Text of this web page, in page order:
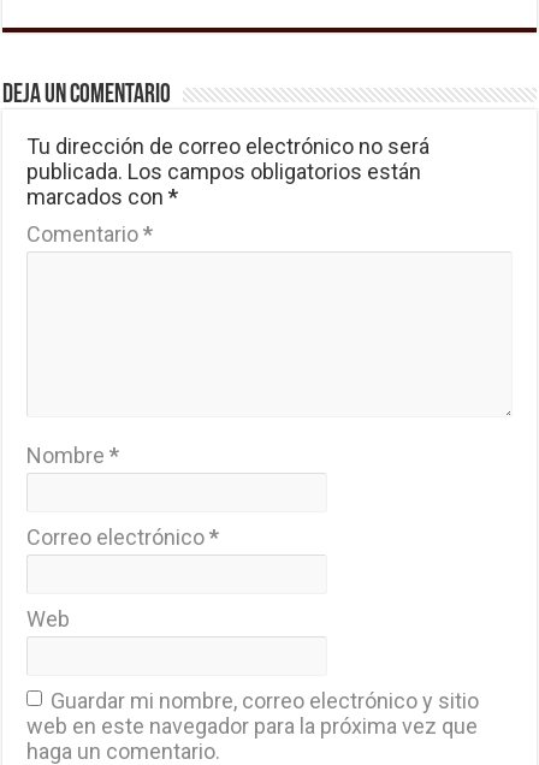
Deja un comentario
Tu dirección de correo electrónico no será
publicada. Los campos obligatorios están
marcados con*
Comentario*
Nombre*
Correo electrónico*
Web
Guardar mi nombre, correo electrónico y sitio
web en este navegador para la próxima vez que
haga un comentario.